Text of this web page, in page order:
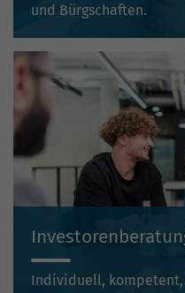
und Bürgschaften.
Individuell, kompetent,